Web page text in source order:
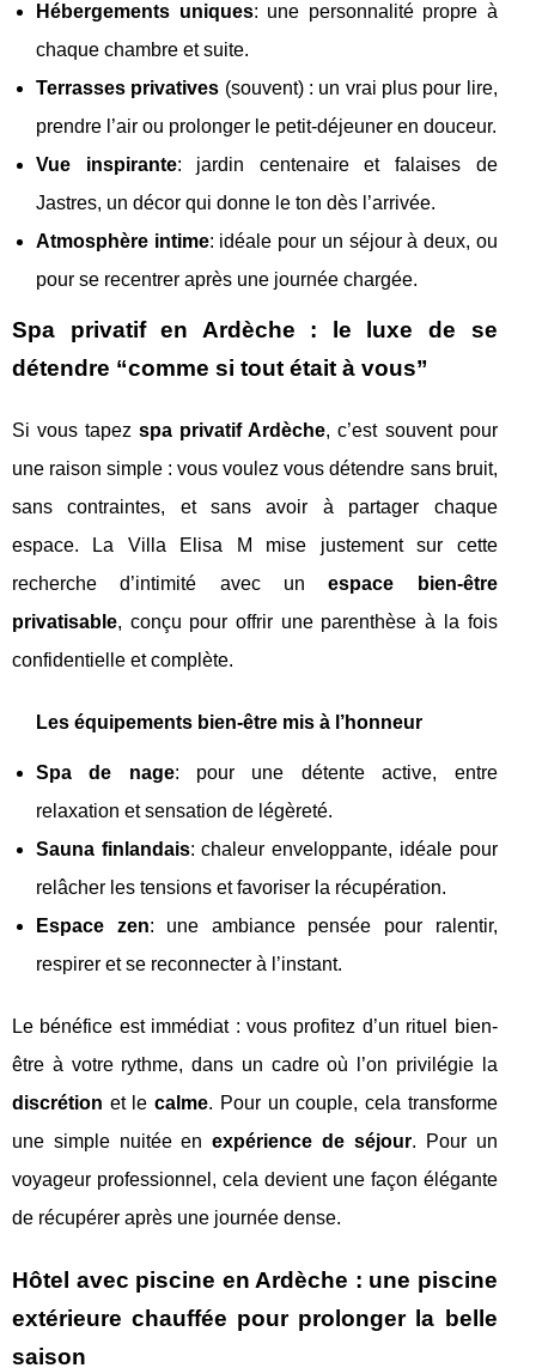
Hébergements uniques: une personnalité propre à
chaque chambre et suite.
Terrasses privatives (souvent) : un vrai plus pour lire,
prendre l’air ou prolonger le petit-déjeuner en douceur.
Vue inspirante: jardin centenaire et falaises de
Jastres, un décor qui donne le ton dès l’arrivée.
Atmosphère intime: idéale pour un séjour à deux, ou
pour se recentrer après une journée chargée.
Spa privatif en Ardèche : le luxe de se
détendre “comme si tout était à vous”
Si vous tapezspa privatif Ardèche, c’est souvent pour
une raison simple : vous voulez vous détendre sans bruit,
sans contraintes, et sans avoir à partager chaque
espace. La Villa Elisa M mise justement sur cette
recherche d’intimité avec unespace bien-être
privatisable, conçu pour offrir une parenthèse à la fois
confidentielle et complète.
Les équipements bien-être mis à l’honneur
Spa de nage: pour une détente active, entre
relaxation et sensation de légèreté.
Sauna finlandais: chaleur enveloppante, idéale pour
relâcher les tensions et favoriser la récupération.
Espace zen: une ambiance pensée pour ralentir,
respirer et se reconnecter à l’instant.
Le bénéfice est immédiat : vous profitez d’un rituel bien-
être à votre rythme, dans un cadre où l’on privilégie la
discrétion et lecalme. Pour un couple, cela transforme
une simple nuitée enexpérience de séjour. Pour un
voyageur professionnel, cela devient une façon élégante
de récupérer après une journée dense.
Hôtel avec piscine en Ardèche : une piscine
extérieure chauffée pour prolonger la belle
saison